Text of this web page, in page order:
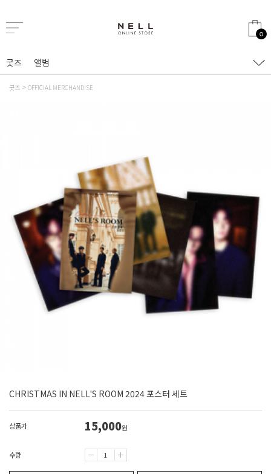
0
굿즈 앨범
굿즈 OFFICIAL MERCHANDISE
CHRISTMAS IN NELL'S ROOM 2024 포스터 세트
상품가 15,000원
수량